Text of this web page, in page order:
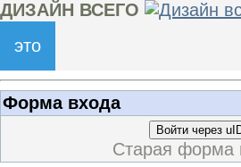
ДИЗАЙН ВСЕГО
это
Форма входа
Войти через
Старая форма